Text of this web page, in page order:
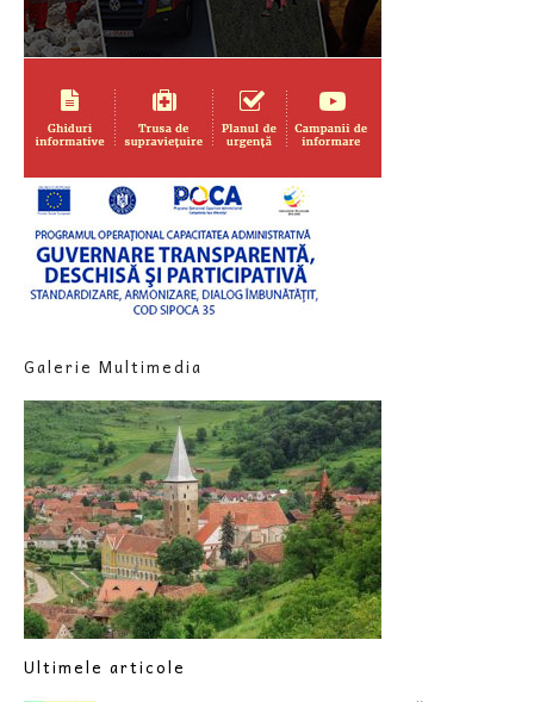
Galerie Multimedia
Ultimele articole